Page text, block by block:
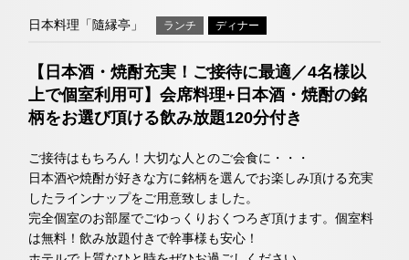
日本料理「隨縁亭」 ランチ ディナー
【日本酒・焼酎充実！ご接待に最適／4名様以
上で個室利用可】会席料理+日本酒・焼酎の銘
柄をお選び頂ける飲み放題120分付き
ご接待はもちろん！大切な人とのご会食に・・・
日本酒や焼酎が好きな方に銘柄を選んでお楽しみ頂ける充実
したラインナップをご用意致しました。
完全個室のお部屋でごゆっくりおくつろぎ頂けます。個室料
は無料！飲み放題付きで幹事様も安心！
バイ
ム
求人情報
エリア別ホテル一覧